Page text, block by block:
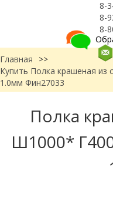
8-
8-
8-
Главная
>>
Купить Полка крашеная
1.0мм Фин27033
Полка
Ш1000*